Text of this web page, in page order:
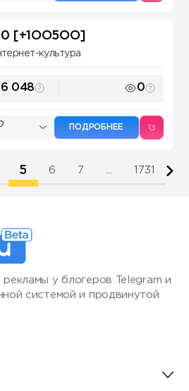
[+1OO5OO]
культура
048 0
ПОДРОБНЕЕ
5 6 7 1731
рекламы у блогеров Telegram и
системой и продвинутой